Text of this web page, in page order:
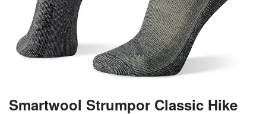
Smartwool Strumpor Classic Hike